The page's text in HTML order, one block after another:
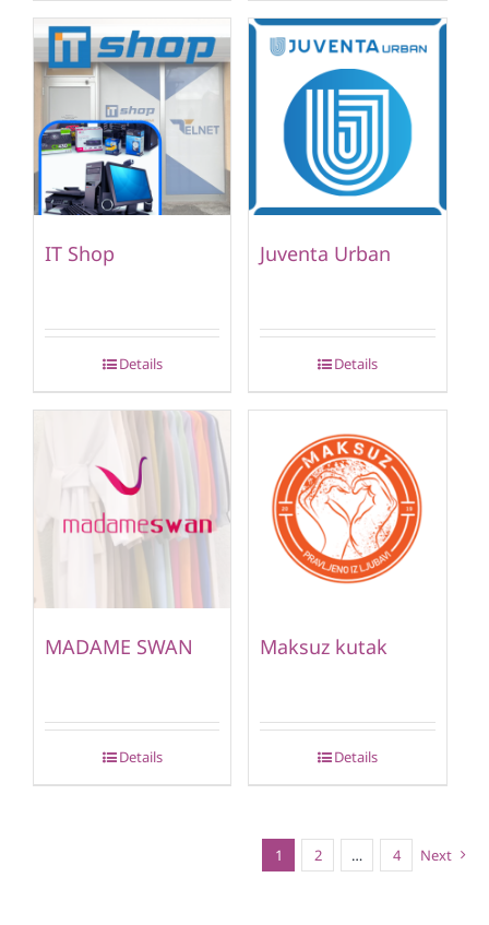
IT Shop
Details
Juventa Urban
Details
MADAME SWAN
Details
Maksuz kutak
Details
1 2 … 4 Next